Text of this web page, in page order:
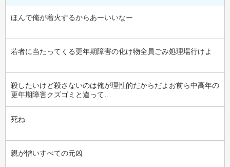
ほんで俺が着火するからあーいいなー
若者に当たってくる更年期障害の化け物全員ごみ処理場行けよ
殺したいけど殺さないのは俺が理性的だからだよお前ら中高年の
更年期障害クズゴミと違って…
死ね
親が憎いすべての元凶